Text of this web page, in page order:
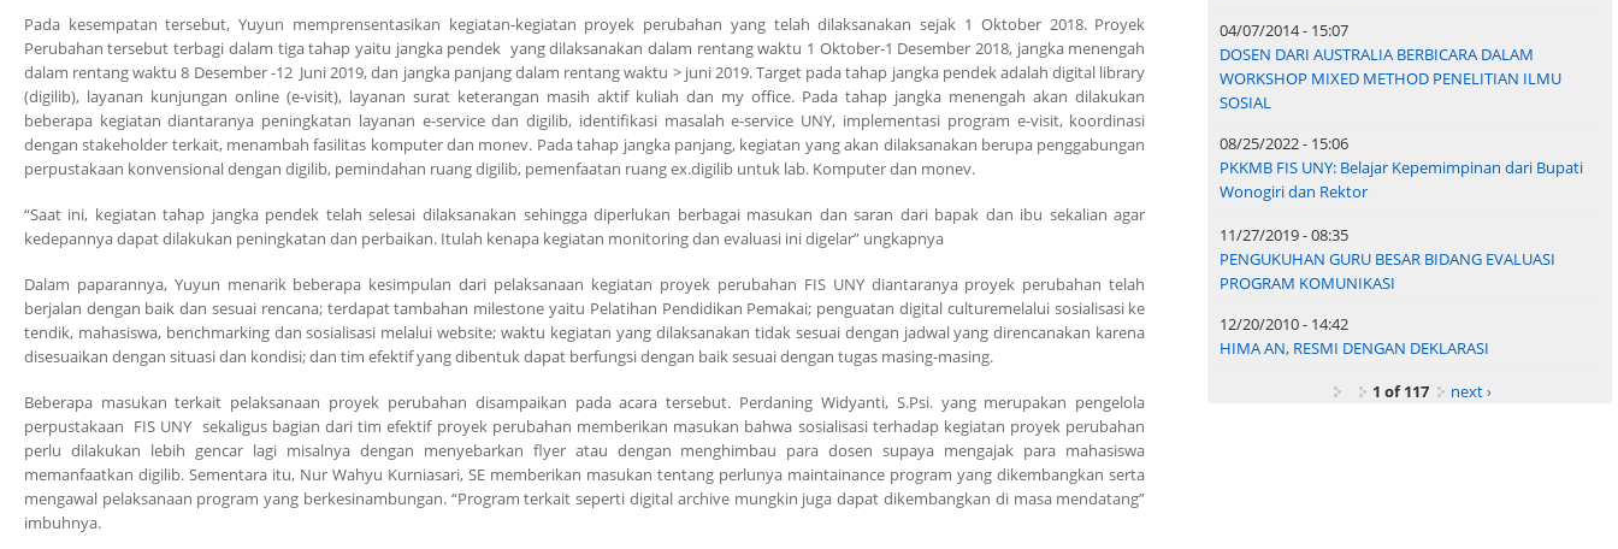
Pada kesempatan tersebut, Yuyun memprensentasikan kegiatan-kegiatan proyek perubahan yang telah dilaksanakan sejak 1 Oktober 2018. Proyek
Perubahan tersebut terbagi dalam tiga tahap yaitu jangka pendek yang dilaksanakan dalam rentang waktu 1 Oktober-1 Desember 2018, jangka menengah
dalam rentang waktu 8 Desember -12 Juni 2019, dan jangka panjang dalam rentang waktu > juni 2019. Target pada tahap jangka pendek adalah digital library
(digilib), layanan kunjungan online (e-visit), layanan surat keterangan masih aktif kuliah dan my office. Pada tahap jangka menengah akan dilakukan
beberapa kegiatan diantaranya peningkatan layanan e-service dan digilib, identifikasi masalah e-service UNY, implementasi program e-visit, koordinasi
dengan stakeholder terkait, menambah fasilitas komputer dan monev. Pada tahap jangka panjang, kegiatan yang akan dilaksanakan berupa penggabungan
perpustakaan konvensional dengan digilib, pemindahan ruang digilib, pemenfaatan ruang ex.digilib untuk lab. Komputer dan monev.
“Saat ini, kegiatan tahap jangka pendek telah selesai dilaksanakan sehingga diperlukan berbagai masukan dan saran dari bapak dan ibu sekalian agar
kedepannya dapat dilakukan peningkatan dan perbaikan. Itulah kenapa kegiatan monitoring dan evaluasi ini digelar” ungkapnya
Dalam paparannya, Yuyun menarik beberapa kesimpulan dari pelaksanaan kegiatan proyek perubahan FIS UNY diantaranya proyek perubahan telah
berjalan dengan baik dan sesuai rencana; terdapat tambahan milestone yaitu Pelatihan Pendidikan Pemakai; penguatan digital culturemelalui sosialisasi ke
tendik, mahasiswa, benchmarking dan sosialisasi melalui website; waktu kegiatan yang dilaksanakan tidak sesuai dengan jadwal yang direncanakan karena
disesuaikan dengan situasi dan kondisi; dan tim efektif yang dibentuk dapat berfungsi dengan baik sesuai dengan tugas masing-masing.
Beberapa masukan terkait pelaksanaan proyek perubahan disampaikan pada acara tersebut. Perdaning Widyanti, S.Psi. yang merupakan pengelola
perpustakaan FIS UNY sekaligus bagian dari tim efektif proyek perubahan memberikan masukan bahwa sosialisasi terhadap kegiatan proyek perubahan
perlu dilakukan lebih gencar lagi misalnya dengan menyebarkan flyer atau dengan menghimbau para dosen supaya mengajak para mahasiswa
memanfaatkan digilib. Sementara itu, Nur Wahyu Kurniasari, SE memberikan masukan tentang perlunya maintainance program yang dikembangkan serta
mengawal pelaksanaan program yang berkesinambungan. “Program terkait seperti digital archive mungkin juga dapat dikembangkan di masa mendatang”
imbuhnya.
04/07/2014 - 15:07
DOSEN DARI AUSTRALIA BERBICARA DALAM
WORKSHOP MIXED METHOD PENELITIAN ILMU
SOSIAL
08/25/2022 - 15:06
PKKMB FIS UNY: Belajar Kepemimpinan dari Bupati
Wonogiri dan Rektor
11/27/2019 - 08:35
PENGUKUHAN GURU BESAR BIDANG EVALUASI
PROGRAM KOMUNIKASI
12/20/2010 - 14:42
HIMA AN, RESMI DENGAN DEKLARASI
1 of 117
next ›